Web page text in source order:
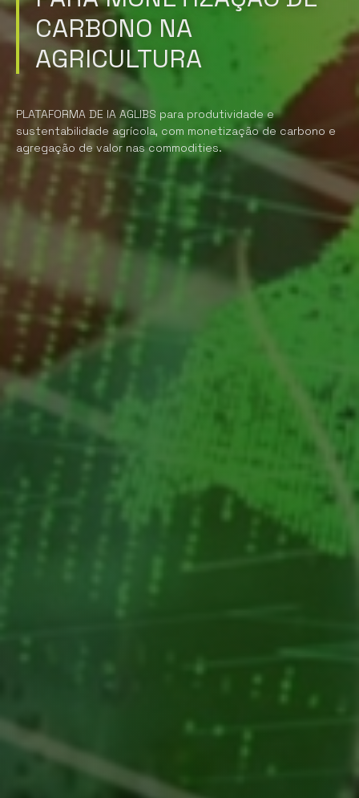
CARBONO NA
AGRICULTURA
PLATAFORMA DE IA AGLIBS para produtividade e
sustentabilidade agrícola, com monetização de carbono e
agregação de valor nas commodities.